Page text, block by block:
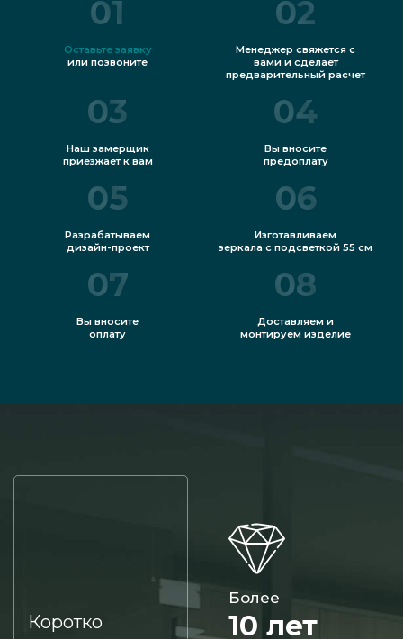
01
Оставьте заявку
или позвоните
02
Менеджер свяжется с
вами и сделает
предварительный расчет
03
Наш замерщик
приезжает к вам
04
Вы вносите
предоплату
05
Разрабатываем
дизайн-проект
06
Изготавливаем
зеркала с подсветкой 55 см
07
Вы вносите
оплату
08
Доставляем и
монтируем изделие
Коротко
Более
10 лет